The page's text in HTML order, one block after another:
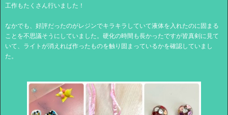
工作もたくさん行いました！
なかでも、好評だったのがレジンでキラキラしていて液体を入れたのに固まる
ことを不思議そうにしていました。硬化の時間も長かったですが皆真剣に見て
いて、ライトが消えれば作ったものを触り固まっているかを確認していまし
た。